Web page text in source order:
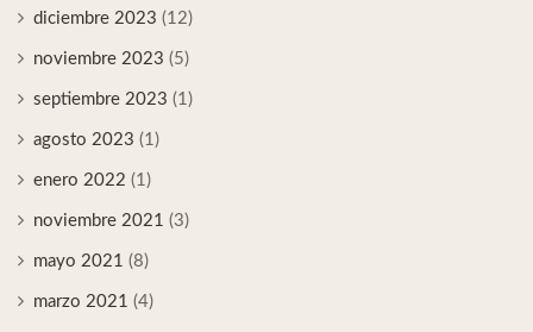
diciembre 2023 (12)
noviembre 2023 (5)
septiembre 2023 (1)
agosto 2023 (1)
enero 2022 (1)
noviembre 2021 (3)
mayo 2021 (8)
marzo 2021 (4)